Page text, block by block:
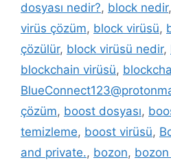
dosyası nedir?, block nedir,
virüs çözüm, block virüsü,
çözülür, block virüsü nedir,
blockchain virüsü,
çözüm, boost dosyası,
temizleme, boost virüsü,
and private., bozon,